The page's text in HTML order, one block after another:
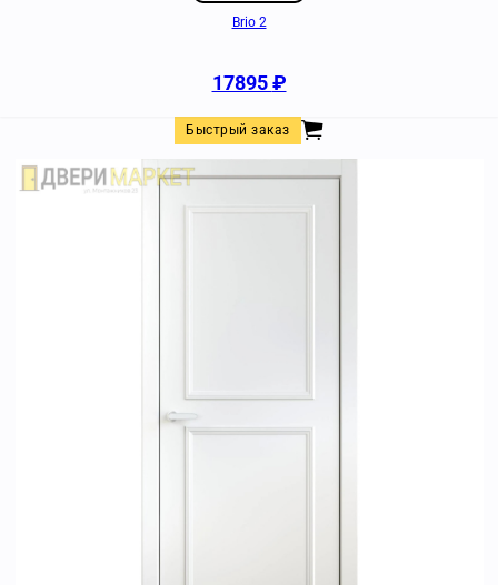
Brio 2
17895₽
Быстрый заказ